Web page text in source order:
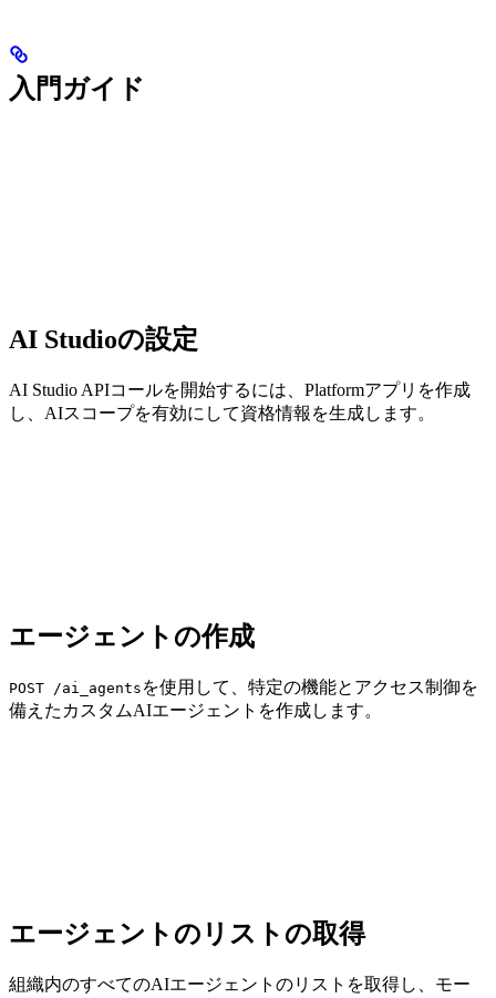
入門ガイド
AI Studioの設定
AI Studio APIコールを開始するには、Platformアプリを作成
し、AIスコープを有効にして資格情報を生成します。
エージェントの作成
POST /ai_agents を使用して、特定の機能とアクセス制御を
備えたカスタムAIエージェントを作成します。
エージェントのリストの取得
組織内のすべてのAIエージェントのリストを取得し、モー